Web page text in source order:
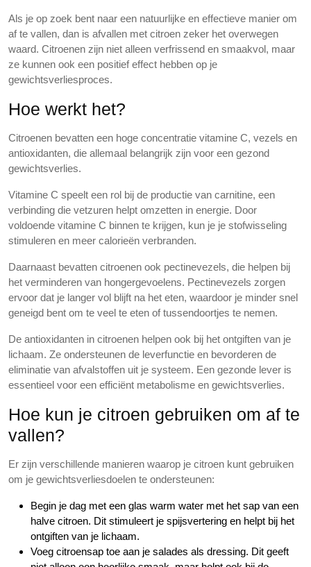
Als je op zoek bent naar een natuurlijke en effectieve manier om
af te vallen, dan is afvallen met citroen zeker het overwegen
waard. Citroenen zijn niet alleen verfrissend en smaakvol, maar
ze kunnen ook een positief effect hebben op je
gewichtsverliesproces.
Hoe werkt het?
Citroenen bevatten een hoge concentratie vitamine C, vezels en
antioxidanten, die allemaal belangrijk zijn voor een gezond
gewichtsverlies.
Vitamine C speelt een rol bij de productie van carnitine, een
verbinding die vetzuren helpt omzetten in energie. Door
voldoende vitamine C binnen te krijgen, kun je je stofwisseling
stimuleren en meer calorieën verbranden.
Daarnaast bevatten citroenen ook pectinevezels, die helpen bij
het verminderen van hongergevoelens. Pectinevezels zorgen
ervoor dat je langer vol blijft na het eten, waardoor je minder snel
geneigd bent om te veel te eten of tussendoortjes te nemen.
De antioxidanten in citroenen helpen ook bij het ontgiften van je
lichaam. Ze ondersteunen de leverfunctie en bevorderen de
eliminatie van afvalstoffen uit je systeem. Een gezonde lever is
essentieel voor een efficiënt metabolisme en gewichtsverlies.
Hoe kun je citroen gebruiken om af te
vallen?
Er zijn verschillende manieren waarop je citroen kunt gebruiken
om je gewichtsverliesdoelen te ondersteunen:
Begin je dag met een glas warm water met het sap van een
halve citroen. Dit stimuleert je spijsvertering en helpt bij het
ontgiften van je lichaam.
Voeg citroensap toe aan je salades als dressing. Dit geeft